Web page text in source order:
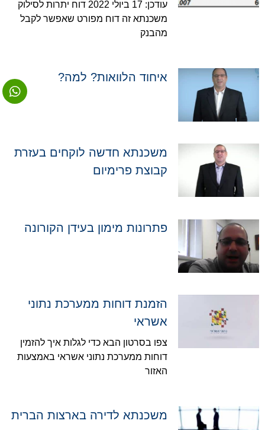
עודכן: 17 ביולי 2022 דוח יתרות לסילוק
משכנתא זה דוח מפורט שאפשר לקבל
מהבנק
איחוד הלוואות? למה?
משכנתא חדשה לוקחים בעזרת
קבוצת פרימיום
פתרונות מימון בעידן הקורונה
הזמנת דוחות ממערכת נתוני
אשראי
צפו בסרטון הבא כדי לגלות איך להזמין
דוחות ממערכת נתוני אשראי באמצעות
האזור
משכנתא לדירה בארצות הברית